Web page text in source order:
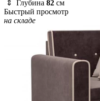
⇕ Глубина 82 см
Быстрый просмотр
на складе